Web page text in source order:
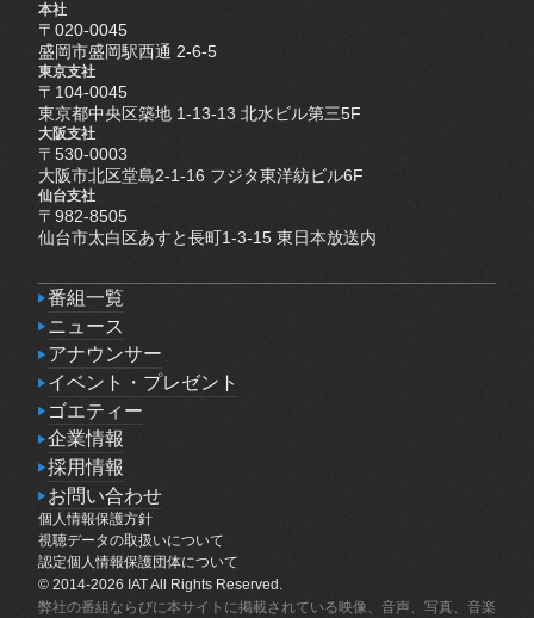
本社
〒020-0045
盛岡市盛岡駅西通 2-6-5
東京支社
〒104-0045
東京都中央区築地 1-13-13 北水ビル第三5F
大阪支社
〒530-0003
大阪市北区堂島2-1-16 フジタ東洋紡ビル6F
仙台支社
〒982-8505
仙台市太白区あすと長町1-3-15 東日本放送内
番組一覧
番組一覧
ニュース
ニュース
アナウンサー
アナウンサー
イベント・プレゼント
イベント・プレゼント
ゴエティー
ゴエティー
企業情報
企業情報
採用情報
採用情報
お問い合わせ
お問い合わせ
個人情報保護方針
個人情報保護方針
視聴データの取扱いについて
視聴データの取扱いについて
認定個人情報保護団体について
認定個人情報保護団体について
© 2014-2026 IAT All Rights Reserved.
弊社の番組ならびに本サイトに掲載されている映像、音声、写真、音楽